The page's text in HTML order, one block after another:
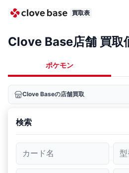
買取表
Clove Base店舗 買取
ポケモン
Clove Baseの店舗買取
検索
カード名 型